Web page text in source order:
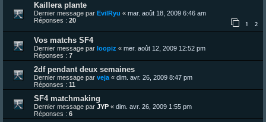
Kaillera plante
Dernier message par EvilRyu « mar. août 18, 2009 6:46 am
Réponses : 20 1 2
Vos matchs SF4
Dernier message par loopiz « mer. août 12, 2009 12:52 pm
Réponses : 7
2df pendant deux semaines
Dernier message par veja « dim. avr. 26, 2009 8:47 pm
Réponses : 11
SF4 matchmaking
Dernier message par JYP « dim. avr. 26, 2009 1:55 pm
Réponses : 6